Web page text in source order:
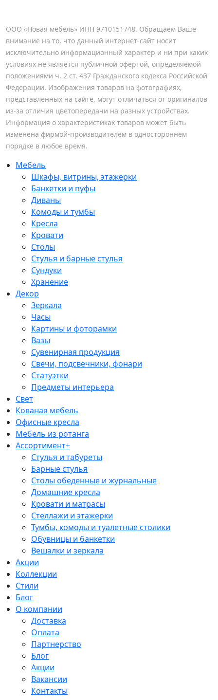
ООО «Новая мебель» ИНН 9710151748. Обращаем Ваше
внимание на то, что данный интернет-сайт носит
исключительно информационный характер и ни при каких
условиях не является публичной офертой, определяемой
положениями ч. 2 ст. 437 Гражданского кодекса Российской
Федерации. Изображения товаров на фотографиях,
представленных на сайте, могут отличаться от оригиналов
из-за отличия цветопередачи на разных устройствах.
Информация о характеристиках товаров может быть
изменена фирмой-производителем в одностороннем
порядке в любое время.
Мебель
Шкафы, витрины, этажерки
Банкетки и пуфы
Диваны
Комоды и тумбы
Кресла
Кровати
Столы
Стулья и барные стулья
Сундуки
Хранение
Декор
Зеркала
Часы
Картины и фоторамки
Вазы
Сувенирная продукция
Свечи, подсвечники, фонари
Статуэтки
Предметы интерьера
Свет
Кованая мебель
Офисные кресла
Мебель из ротанга
Ассортимент+
Стулья и табуреты
Барные стулья
Столы обеденные и журнальные
Домашние кресла
Кровати и матрасы
Стеллажи и этажерки
Тумбы, комоды и туалетные столики
Обувницы и банкетки
Вешалки и зеркала
Акции
Коллекции
Стили
Блог
О компании
Доставка
Оплата
Партнерство
Блог
Акции
Вакансии
Контакты